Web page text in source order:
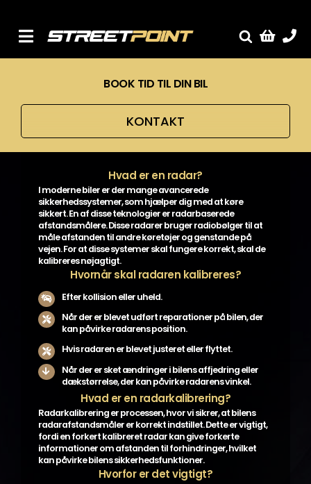
content
Toggle
Sænkning
Ventilrens
Værksted
BOOK TID TIL DIN BIL
KONTAKT
Hvad er en radar?
I moderne biler er der mange avancerede
sikkerhedssystemer, som hjælper dig med at køre
sikkert. En af disse teknologier er radarbaserede
afstandsmålere. Disse radarer bruger radiobølger til at
måle afstanden til andre køretøjer og genstande på
vejen. For at disse systemer skal fungere korrekt, skal de
kalibreres nøjagtigt.
Hvornår skal radaren kalibreres?
Efter kollision eller uheld.
Når der er blevet udført reparationer på bilen, der
kan påvirke radarens position.
Hvis radaren er blevet justeret eller flyttet.
Når der er sket ændringer i bilens affjedring eller
dækstørrelse, der kan påvirke radarens vinkel.
Hvad er en radarkalibrering?
Radarkalibrering er processen, hvor vi sikrer, at bilens
radarafstandsmåler er korrekt indstillet. Dette er vigtigt,
fordi en forkert kalibreret radar kan give forkerte
informationer om afstanden til forhindringer, hvilket
kan påvirke bilens sikkerhedsfunktioner.
Hvorfor er det vigtigt?